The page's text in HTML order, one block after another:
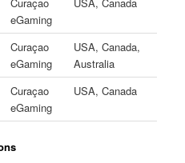
eGaming
Curaçao
eGaming
USA, Canada,
Australia
Curaçao
eGaming
USA, Canada